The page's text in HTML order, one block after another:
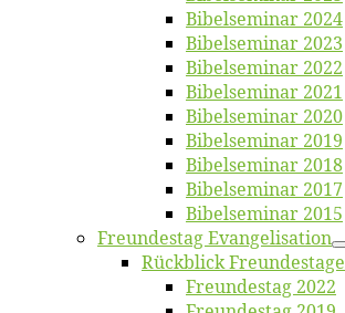
Bi­bel­se­mi­nar 2024
Bi­bel­se­mi­nar 2023
Bi­bel­se­mi­nar 2022
Bi­bel­se­mi­nar 2021
Bi­bel­se­mi­nar 2020
Bi­bel­se­mi­nar 2019
Bi­bel­se­mi­nar 2018
Bibelsemi­nar 2017
Bibelsemi­nar 2015
Freun­des­tag Evangelisation
Rück­blick Freundestage
Freun­des­tag 2022